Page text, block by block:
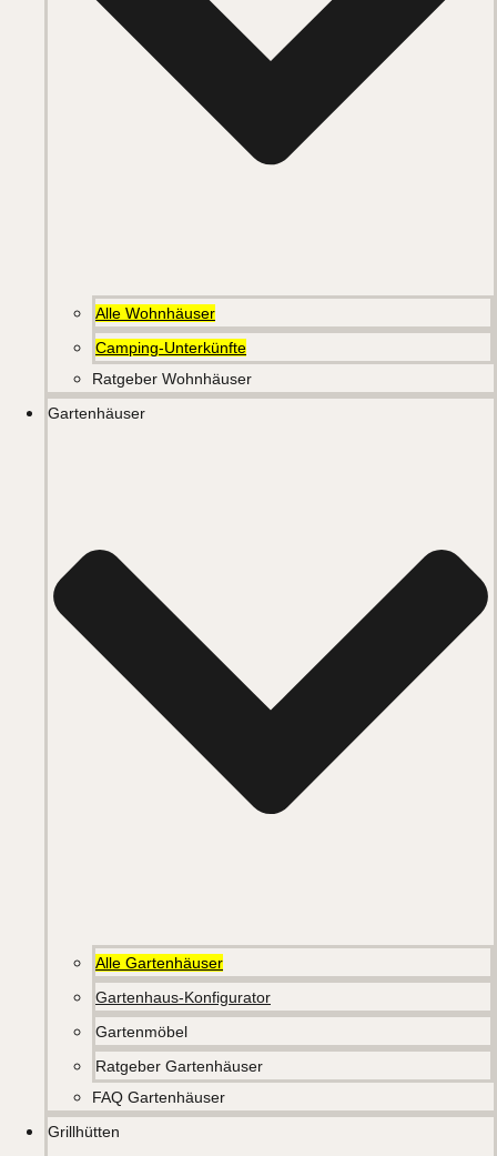
Alle Wohnhäuser
Camping-Unterkünfte
Ratgeber Wohnhäuser
Gartenhäuser
Alle Gartenhäuser
Gartenhaus-Konfigurator
Gartenmöbel
Ratgeber Gartenhäuser
FAQ Gartenhäuser
Grillhütten